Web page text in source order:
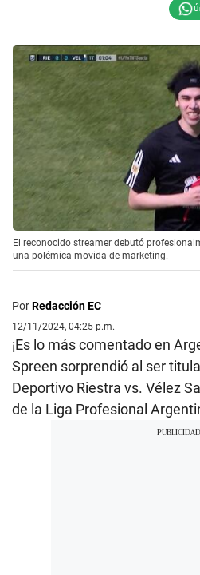
El reconocido streamer debutó
una polémica movida de marketing.
PorRedacción EC
12/11/2024, 04:25 p.m.
¡Es lo más comentado en
Spreen sorprendió al ser
Deportivo Riestra vs. Vélez
de la Liga Profesional